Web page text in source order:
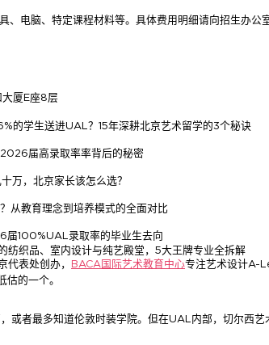
、电脑、特定课程材料等。具体费用明细请向招生办公
厦E座8层
的学生送进UAL？15年深耕北京艺术留学的3个秘诀
届高录取率率背后的秘密
万，北京家长该怎么选？
从教育理念到培养模式的全面对比
100%UAL录取率的毕业生去向
织品、室内设计与纯艺殿堂，5大王牌专业全拆解
表处创办， BACA国际艺术教育中心专注艺术设计A-
的一个。
或者最多知道伦敦时装学院。但在UAL内部，切尔西